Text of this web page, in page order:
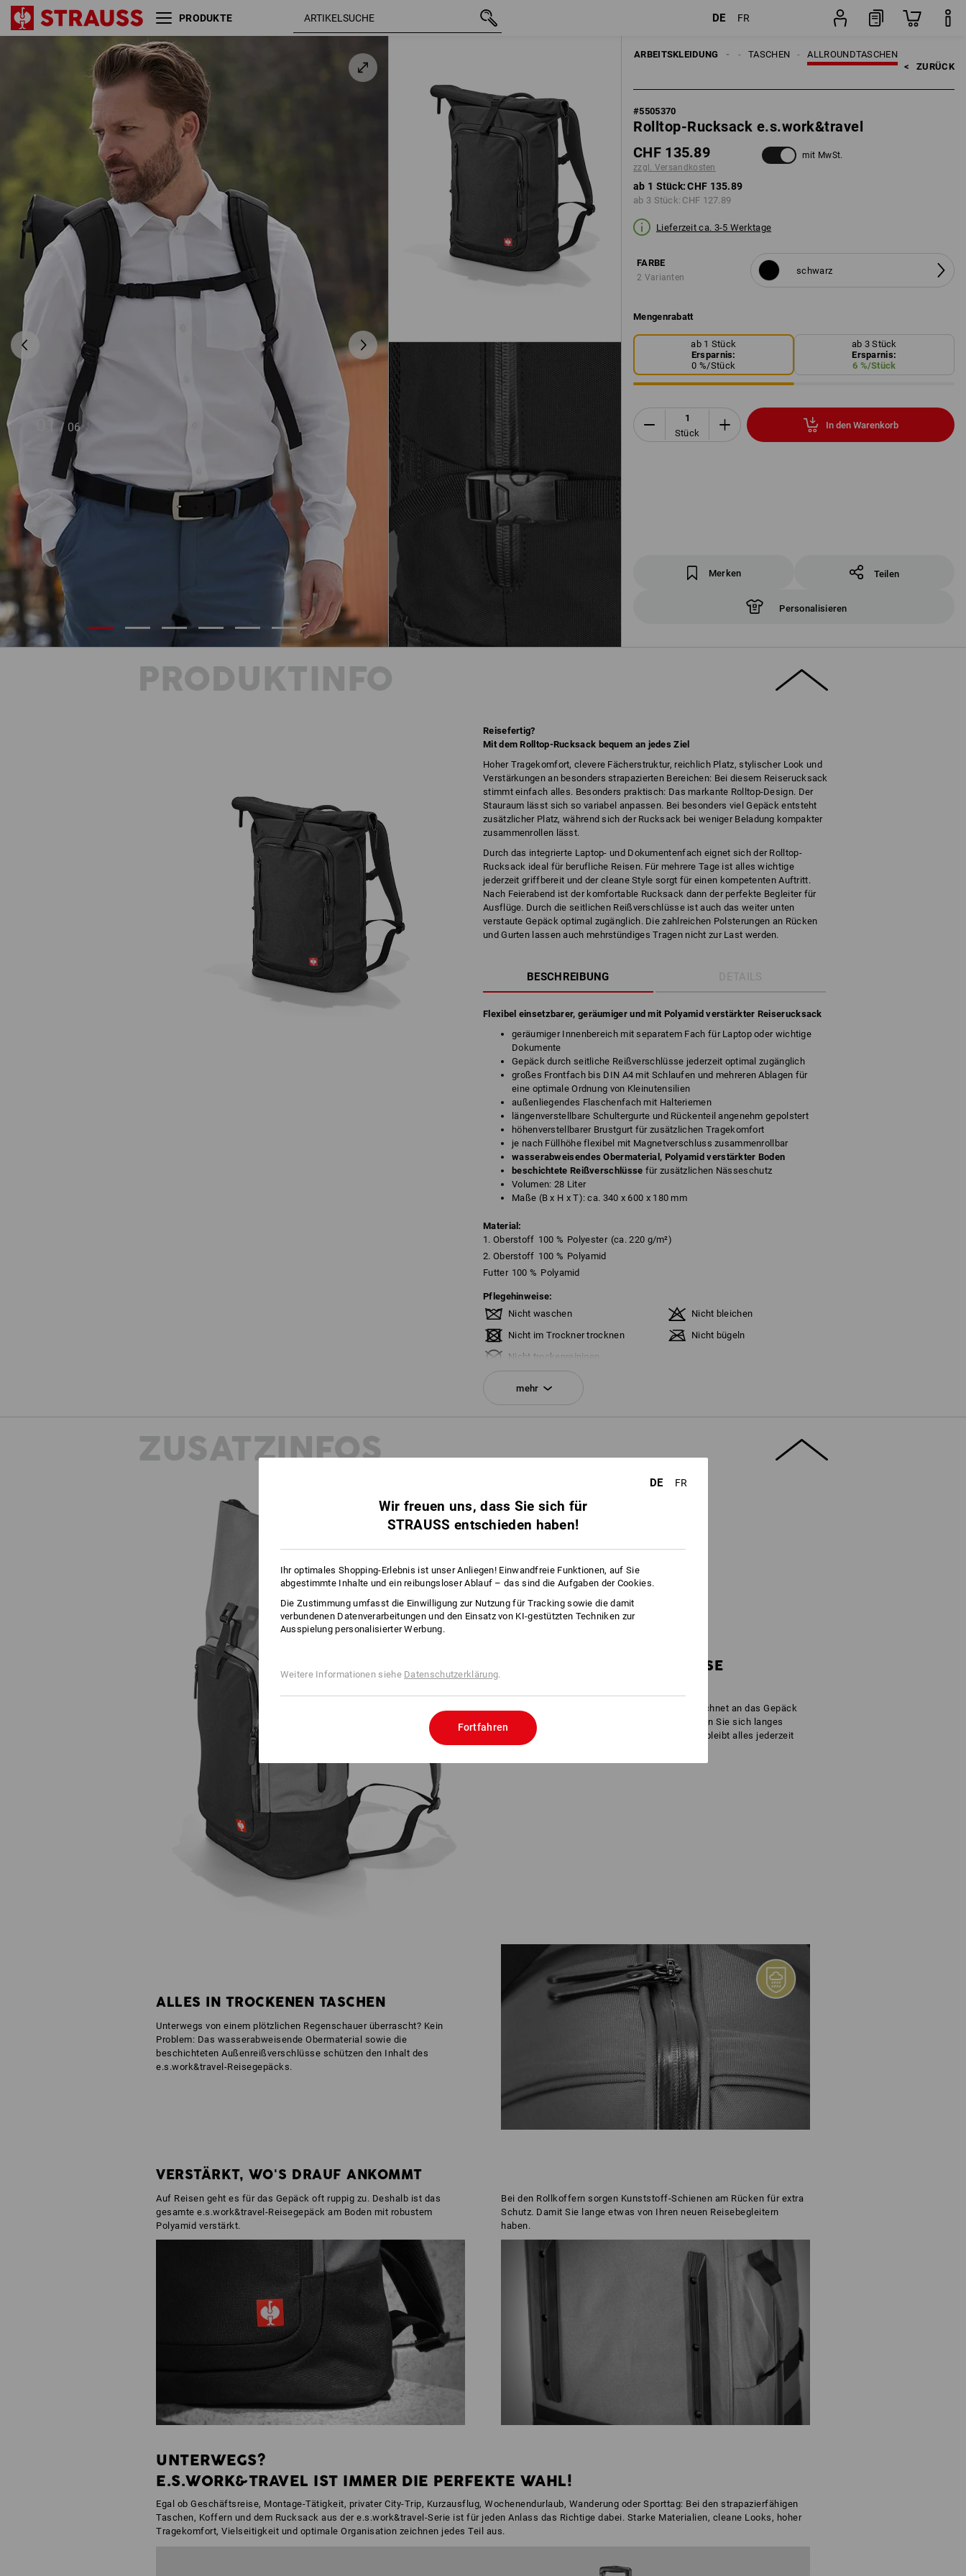
PRODUKTE DE FR
01 / 06
ARBEITSKLEIDUNG ALLROUNDTASCHEN
TASCHEN
ACCESSOIRES
HERREN
< ZURÜCK
#5505370
Rolltop-Rucksack e.s.work&travel
CHF 135.89
zzgl. Versandkosten
mit MwSt.
ab 1 Stück: CHF 135.89
ab 3 Stück: CHF 127.89
Lieferzeit ca. 3-5 Werktage
FARBE
2 Varianten
schwarz
Mengenrabatt
ab 1 Stück
Ersparnis:
0 %/Stück
ab 3 Stück
Ersparnis:
6 %/Stück
Stück
In den Warenkorb
Merken Teilen
Personalisieren
Rolltop-Rucksack
e.s.work&travel
schwarz CHF 135.89
PRODUKTINFO
Reisefertig?
Mit dem Rolltop-Rucksack bequem an jedes Ziel
Hoher Tragekomfort, clevere Fächerstruktur, reichlich Platz, stylischer Look und
Verstärkungen an besonders strapazierten Bereichen: Bei diesem Reiserucksack
stimmt einfach alles. Besonders praktisch: Das markante Rolltop-Design. Der
Stauraum lässt sich so variabel anpassen. Bei besonders viel Gepäck entsteht
zusätzlicher Platz, während sich der Rucksack bei weniger Beladung kompakter
zusammenrollen lässt.
Durch das integrierte Laptop- und Dokumentenfach eignet sich der Rolltop-
Rucksack ideal für berufliche Reisen. Für mehrere Tage ist alles wichtige
jederzeit griffbereit und der cleane Style sorgt für einen kompetenten Auftritt.
Nach Feierabend ist der komfortable Rucksack dann der perfekte Begleiter für
Ausflüge. Durch die seitlichen Reißverschlüsse ist auch das weiter unten
verstaute Gepäck optimal zugänglich. Die zahlreichen Polsterungen an Rücken
und Gurten lassen auch mehrstündiges Tragen nicht zur Last werden.
BESCHREIBUNG DETAILS
Flexibel einsetzbarer, geräumiger und mit Polyamid verstärkter Reiserucksack
geräumiger Innenbereich mit separatem Fach für Laptop oder wichtige
Dokumente
Gepäck durch seitliche Reißverschlüsse jederzeit optimal zugänglich
großes Frontfach bis DIN A4 mit Schlaufen und mehreren Ablagen für
eine optimale Ordnung von Kleinutensilien
außenliegendes Flaschenfach mit Halteriemen
längenverstellbare Schultergurte und Rückenteil angenehm gepolstert
höhenverstellbarer Brustgurt für zusätzlichen Tragekomfort
je nach Füllhöhe flexibel mit Magnetverschluss zusammenrollbar
wasserabweisendes Obermaterial, Polyamid verstärkter Boden
beschichtete Reißverschlüsse für zusätzlichen Nässeschutz
Volumen: 28 Liter
Maße (B x H x T): ca. 340 x 600 x 180 mm
Material:
1. Oberstoff 100 % Polyester (ca. 220 g/m²)
2. Oberstoff 100 % Polyamid
Futter 100 % Polyamid
Pflegehinweise:
Nicht waschen
Nicht bleichen
Nicht im Trockner trocknen
Nicht bügeln
Nicht trockenreinigen
mehr
ZUSATZINFOS
SEITLICHE REISSVERSCHLÜSSE
Vollbepackt bis oben und Sie müssen ausgerechnet an das Gepäck
ganz unten? Mit dem Rolltop-Rucksack ersparen Sie sich langes
Wühlen. Durch die seitlichen Reißverschlüsse bleibt alles jederzeit
ALLES IN TROCKENEN TASCHEN
Unterwegs von einem plötzlichen Regenschauer überrascht? Kein
Problem: Das wasserabweisende Obermaterial sowie die
beschichteten Außenreißverschlüsse schützen den Inhalt des
e.s.work&travel-Reisegepäcks.
VERSTÄRKT, WO'S DRAUF ANKOMMT
Auf Reisen geht es für das Gepäck oft ruppig zu. Deshalb ist das
gesamte e.s.work&travel-Reisegepäck am Boden mit robustem
Polyamid verstärkt.
Bei den Rollkoffern sorgen Kunststoff-Schienen am Rücken für extra
Schutz. Damit Sie lange etwas von Ihren neuen Reisebegleitern
haben.
UNTERWEGS?
E.S.WORK&TRAVEL IST IMMER DIE PERFEKTE WAHL!
Egal ob Geschäftsreise, Montage-Tätigkeit, privater City-Trip, Kurzausflug, Wochenendurlaub, Wanderung oder Sporttag: Bei den strapazierfähigen
Taschen, Koffern und dem Rucksack aus der e.s.work&travel-Serie ist für jeden Anlass das Richtige dabei. Starke Materialien, cleane Looks, hoher
Tragekomfort, Vielseitigkeit und optimale Organisation zeichnen jedes Teil aus.
DE FR
Wir freuen uns, dass Sie sich für
STRAUSS entschieden haben!
Ihr optimales Shopping-Erlebnis ist unser Anliegen! Einwandfreie Funktionen, auf Sie
abgestimmte Inhalte und ein reibungsloser Ablauf – das sind die Aufgaben der Cookies.
Die Zustimmung umfasst die Einwilligung zur Nutzung für Tracking sowie die damit
verbundenen Datenverarbeitungen und den Einsatz von KI-gestützten Techniken zur
Ausspielung personalisierter Werbung.
Weitere Informationen siehe Datenschutzerklärung.
Fortfahren